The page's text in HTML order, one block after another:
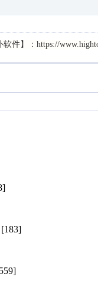
件】：https://
[183]